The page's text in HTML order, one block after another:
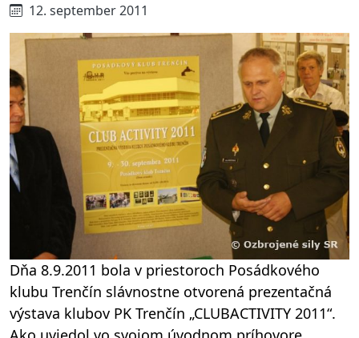
12. september 2011
Dňa 8.9.2011 bola v priestoroch Posádkového
klubu Trenčín slávnostne otvorená prezentačná
výstava klubov PK Trenčín „CLUBACTIVITY 2011“.